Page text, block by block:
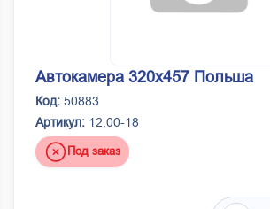
Автокамера 320х457 Польша
Код: 50883
Артикул: 12.00-18
Под заказ